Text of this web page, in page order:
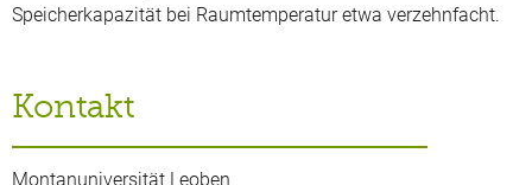
Speicherkapazität bei Raumtemperatur etwa verzehnfacht.
Kontakt
Montanuniversität Leoben